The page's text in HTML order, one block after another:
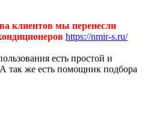
клиентов мы перенесли
https://nmir-s.ru/
есть простой и
так же есть помощник подбора